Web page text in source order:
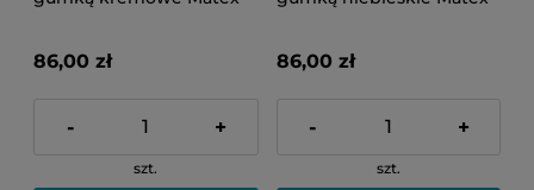
86,00 zł
- +
szt.
86,00 zł
- +
szt.